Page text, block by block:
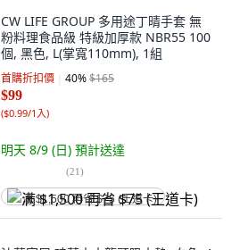
CW LIFE GROUP 多用途丁晴手套 無
粉料理食品級 特級加厚款 NBR55 100
個, 黑色, L(掌寬110mm), 1組
首購折扣價 40%$165
$99
($0.99/1入)
明天 8/9 (日) 預計送達
(21)
满 $1,500 再省 $75 (王道卡)